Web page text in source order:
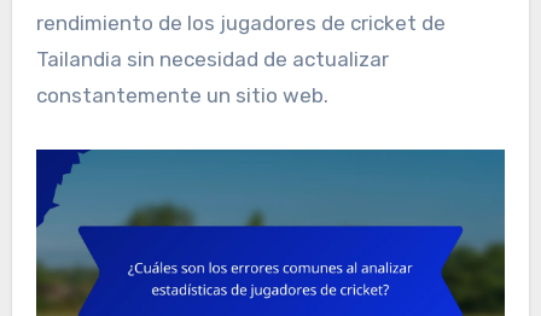
rendimiento de los jugadores de cricket de
Tailandia sin necesidad de actualizar
constantemente un sitio web.